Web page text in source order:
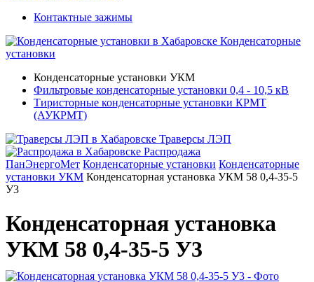
Контактные зажимы
Конденсаторные
установки
Конденсаторные установки УКМ
Фильтровые конденсаторные установки 0,4 - 10,5 кВ
Тиристорные конденсаторные установки КРМТ
(АУКРМТ)
Траверсы ЛЭП
Распродажа
ПанЭнергоМет Конденсаторные установки Конденсаторные
установки УКМ Конденсаторная установка УКМ 58 0,4-35-5
У3
Конденсаторная установка
УКМ 58 0,4-35-5 У3